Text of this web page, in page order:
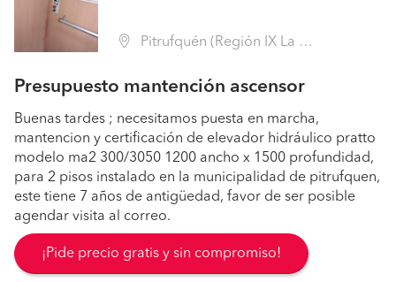
Pitrufquén (Región IX La Araucanía - Cautín)
Presupuesto mantención ascensor
Buenas tardes ; necesitamos puesta en marcha,
mantencion y certificación de elevador hidráulico pratto
modelo ma2 300/3050 1200 ancho x 1500 profundidad,
para 2 pisos instalado en la municipalidad de pitrufquen,
este tiene 7 años de antigüedad, favor de ser posible
agendar visita al correo.
¡Pide precio gratis y sin compromiso!